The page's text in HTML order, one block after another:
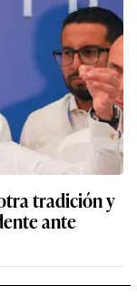
tradición y
ante